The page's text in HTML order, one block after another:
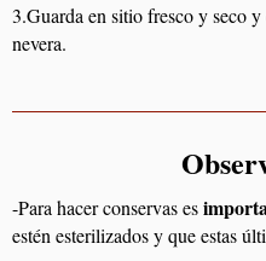
3.Guarda en sitio fresco y seco
nevera.
-Para hacer conservas es
estén esterilizados y que estas